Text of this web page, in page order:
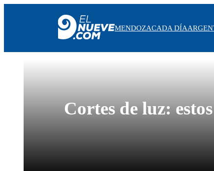
MENDOZACADA DÍA
Cortes de luz: